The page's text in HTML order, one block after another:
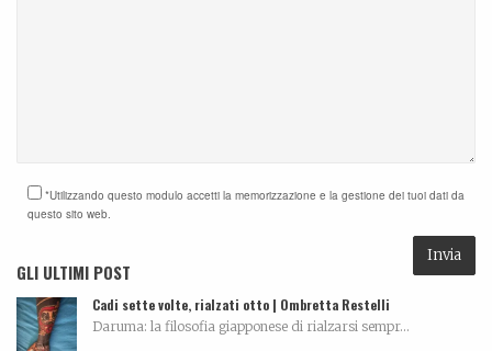
*Utilizzando questo modulo accetti la memorizzazione e la gestione dei tuoi dati da
questo sito web.
GLI ULTIMI POST
Cadi sette volte, rialzati otto | Ombretta Restelli
Daruma: la filosofia giapponese di rialzarsi sempr...